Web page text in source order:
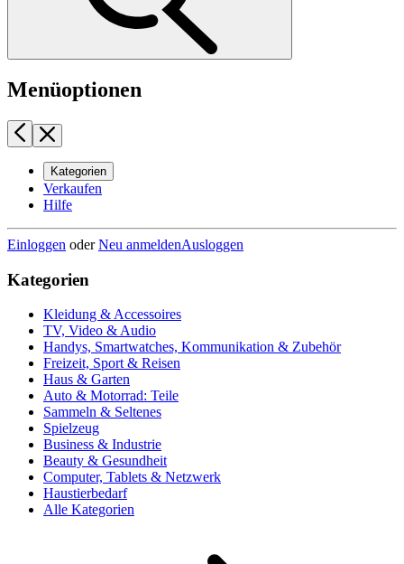
Menüoptionen
Kategorien
Verkaufen
Hilfe
Einloggen oderNeu anmeldenAusloggen
Kategorien
Kleidung & Accessoires
TV, Video & Audio
Handys, Smartwatches, Kommunikation & Zubehör
Freizeit, Sport & Reisen
Haus & Garten
Auto & Motorrad: Teile
Sammeln & Seltenes
Spielzeug
Business & Industrie
Beauty & Gesundheit
Computer, Tablets & Netzwerk
Haustierbedarf
Alle Kategorien